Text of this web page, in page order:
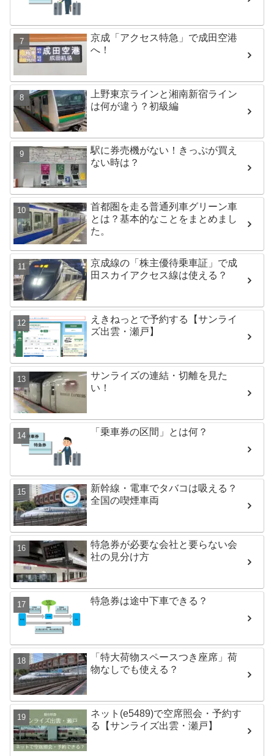
京成「アクセス特急」で成田空港
へ！
上野東京ラインと湘南新宿ライン
は何が違う？初級編
駅に券売機がない！きっぷが買え
ない時は？
首都圏を走る普通列車グリーン車
とは？基本的なことをまとめまし
た。
京成線の「株主優待乗車証」で成
田スカイアクセス線は使える？
えきねっとで予約する【サンライ
ズ出雲・瀬戸】
サンライズの連結・切離を見た
い！
「乗車券の区間」とは何？
新幹線・電車でタバコは吸える？
全国の喫煙車両
特急券が必要な会社と要らない会
社の見分け方
特急券は途中下車できる？
「特大荷物スペースつき座席」荷
物なしでも使える？
ネット(e5489)で空席照会・予約す
る【サンライズ出雲・瀬戸】